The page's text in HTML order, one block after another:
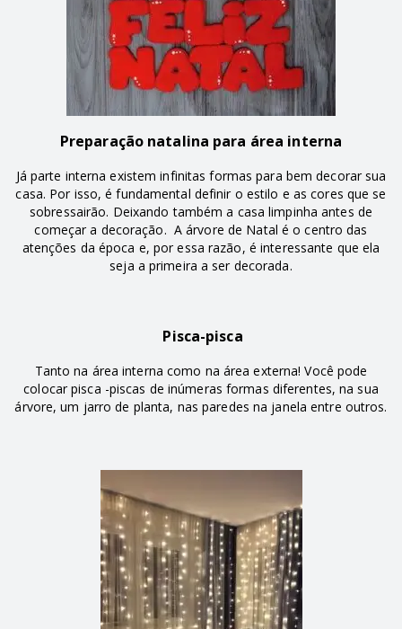
Preparação natalina para área interna
Já parte interna existem infinitas formas para bem decorar sua
casa. Por isso, é fundamental definir o estilo e as cores que se
sobressairão. Deixando também a casa limpinha antes de
começar a decoração. A árvore de Natal é o centro das
atenções da época e, por essa razão, é interessante que ela
seja a primeira a ser decorada.
Pisca-pisca
Tanto na área interna como na área externa! Você pode
colocar pisca -piscas de inúmeras formas diferentes, na sua
árvore, um jarro de planta, nas paredes na janela entre outros.